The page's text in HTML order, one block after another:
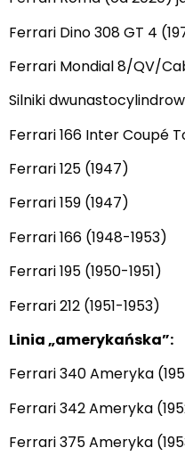
Ferrari Dino 308 GT 4
Ferrari Mondial 8/QV/
Silniki
Ferrari 166 Inter Coupé
Ferrari 125 (1947)
Ferrari 159 (1947)
Ferrari 166 (1948-1953)
Ferrari 195 (1950-1951)
Ferrari 212 (1951-1953)
Linia „amerykańska”:
Ferrari 340 Ameryka
Ferrari 342 Ameryka
Ferrari 375 Ameryka